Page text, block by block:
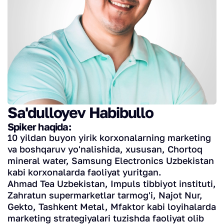
Sa'dulloyev Habibullo
Spiker haqida:
10 yildan buyon yirik korxonalarning marketing
va boshqaruv yo'nalishida, xususan, Chortoq
mineral water, Samsung Electronics Uzbekistan
kabi korxonalarda faoliyat yuritgan.
Ahmad Tea Uzbekistan, Impuls tibbiyot instituti,
Zahratun supermarketlar tarmog'i, Najot Nur,
Gekto, Tashkent Metal, Mfaktor kabi loyihalarda
marketing strategiyalari tuzishda faoliyat olib